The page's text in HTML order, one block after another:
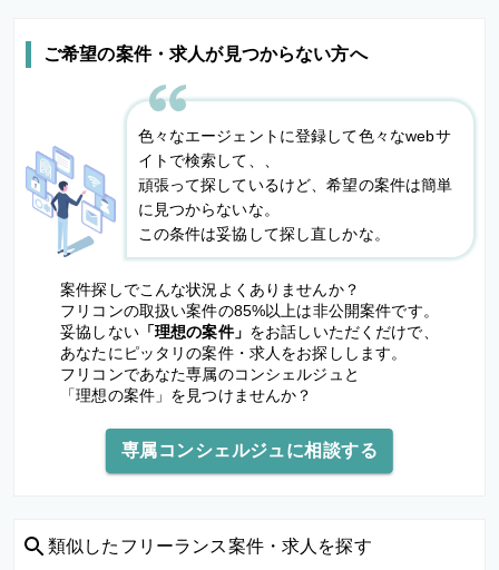
ご希望の案件・求人が見つからない方へ
色々なエージェントに登録して色々なwebサ
イトで検索して、、
頑張って探しているけど、希望の案件は簡単
に見つからないな。
この条件は妥協して探し直しかな。
案件探しでこんな状況よくありませんか？
フリコンの取扱い案件の85%以上は非公開案件です。
妥協しない「理想の案件」 をお話しいただくだけで、
あなたにピッタリの案件・求人をお探しします。
フリコンであなた専属のコンシェルジュと
「理想の案件」を見つけませんか？
専属コンシェルジュに相談する
類似した フリーランス案件・求人を探す